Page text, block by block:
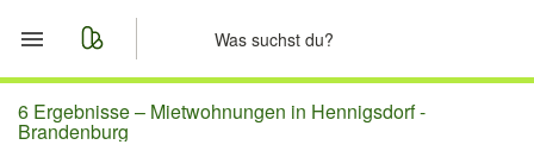
Start
6 Ergebnisse – Mietwohnungen in Hennigsdorf -
Brandenburg